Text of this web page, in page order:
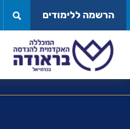
לתוכן
הרשמה ללימודים